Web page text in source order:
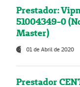
Prestador:
51004349-0
Master)
01 de Abril de 2020
Prestador